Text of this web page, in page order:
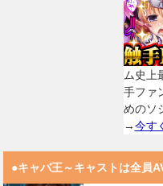
ム史上
手ファ
めのソ
→今す
●キャバ王～キャストは全員